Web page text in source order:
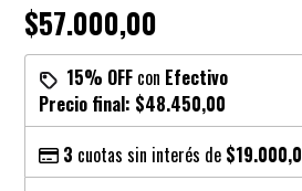
$57.000,00
15% OFF con Efectivo
Precio final: $48.450,00
3 cuotas sin interés de